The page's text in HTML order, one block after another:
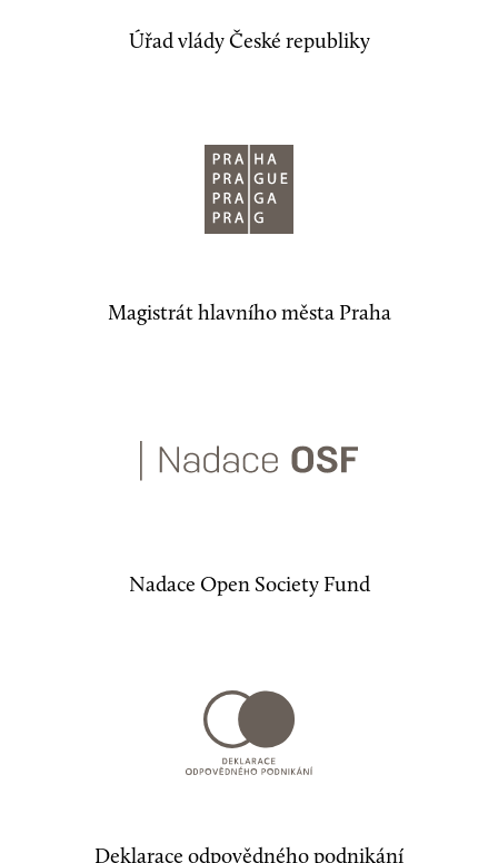
Úřad vlády České republiky
Magistrát hlavního města Praha
Nadace Open Society Fund
Deklarace odpovědného podnikání